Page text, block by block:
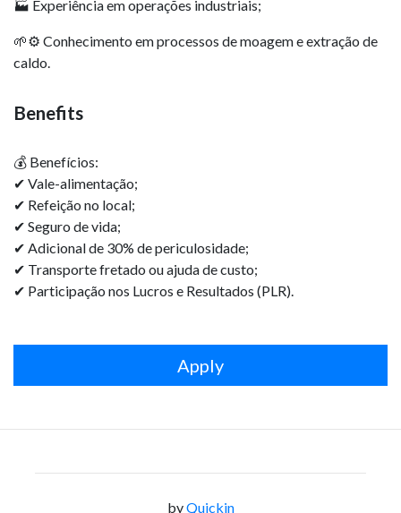
🏭 Experiência em operações industriais;
🌱⚙️ Conhecimento em processos de moagem e extração de
caldo.
Benefits
💰 Benefícios:
✔ Vale-alimentação;
✔ Refeição no local;
✔ Seguro de vida;
✔ Adicional de 30% de periculosidade;
✔ Transporte fretado ou ajuda de custo;
✔ Participação nos Lucros e Resultados (PLR).
Apply
byQuickin